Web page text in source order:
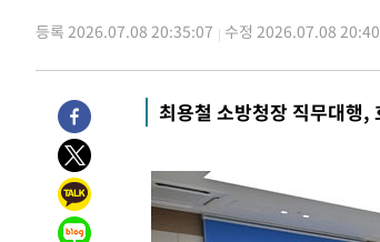
-29480초 전 >[속보]합수본, '투표율 허위 입력' 중앙
압수수색
-29235초 전 >[속보]원·달러 환율, 오전 9시 1423.8
-29031초 전 >
[속보]삼성전자·SK하이닉스 동반
-29017초 전 >
-28985초 전 >
[속보]코스피, 6300선 재탈환
-26150초 전 >
시리아 다마스쿠스 교외에서 미니버
-25448초 전 >
입추에도 극한더위…서울 낮 39도 '폭
등록 2026.07.08 20:35:07 수정 2026.07.08
최용철 소방청장 직무대행,